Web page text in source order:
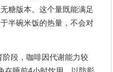
糖版本。这个量既能满足
半碗米饭的热量，不会对
段，咖啡因代谢能力较